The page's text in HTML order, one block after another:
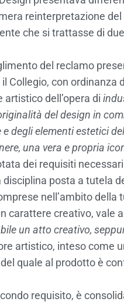
reinterpretazione
che si trattasse di
del reclamo
Collegio, con ordinanza
dell’opera di
del design in
e degli elementi estetici
una vera e propria
dei requisiti
posta a tutela
nell’ambito
carattere creativo, vale a
un atto creativo,
artistico, inteso come
quale al prodotto è
requisito, è